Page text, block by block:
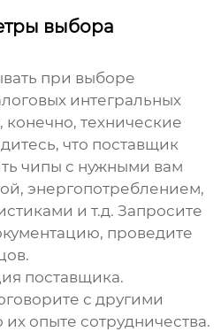
выбора
при выборе
интегральных
конечно, технические
что поставщик
чипы с нужными вам
энергопотреблением,
и т.д. Запросите
проведите
поставщика.
с другими
опыте сотрудничества.